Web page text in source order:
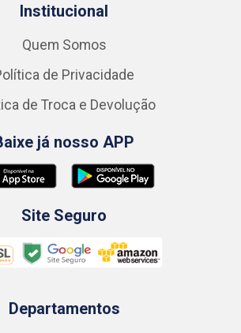
Institucional
Quem Somos
de Privacidade
de Troca e Devolução
já nosso APP
Site Seguro
Departamentos